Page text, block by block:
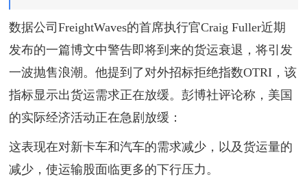
数据公司FreightWaves的首席执行官Craig Fuller近期
发布的一篇博文中警告即将到来的货运衰退，将引发
一波抛售浪潮。他提到了对外招标拒绝指数OTRI，该
指标显示出货运需求正在放缓。彭博社评论称，美国
的实际经济活动正在急剧放缓：
这表现在对新卡车和汽车的需求减少，以及货运量的
减少，使运输股面临更多的下行压力。